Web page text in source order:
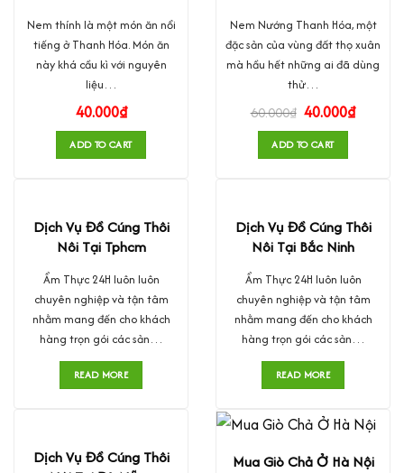
Nem thính là một món ăn nổi
tiếng ở Thanh Hóa. Món ăn
này khá cầu kì với nguyên
liệu…
40.000₫
ADD TO CART
Nem Nướng Thanh Hóa, một
đặc sản của vùng đất thọ xuân
mà hầu hết những ai đã dùng
thử…
60.000₫ 40.000₫
ADD TO CART
Dịch Vụ Đồ Cúng Thôi
Nôi Tại Tphcm
Ẩm Thực 24H luôn luôn
chuyên nghiệp và tận tâm
nhằm mang đến cho khách
hàng trọn gói các sản…
READ MORE
Dịch Vụ Đồ Cúng Thôi
Nôi Tại Bắc Ninh
Ẩm Thực 24H luôn luôn
chuyên nghiệp và tận tâm
nhằm mang đến cho khách
hàng trọn gói các sản…
READ MORE
Dịch Vụ Đồ Cúng Thôi
Mua Giò Chả Ở Hà Nội